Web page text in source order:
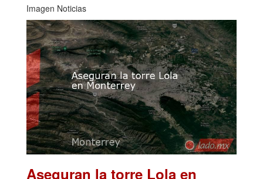
Imagen Noticias
Aseguran la torre Lola en